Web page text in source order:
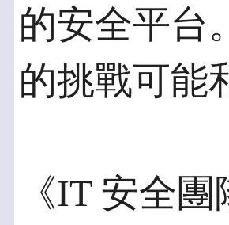
的安全平台
的挑戰可能
《IT 安全